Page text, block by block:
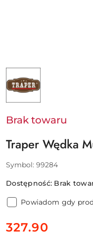
NAZWA
PRODUCENTA:
TRAPER
Brak towaru
Traper Wędka
Symbol: 99284
Dostępność: Brak
Powiadom gdy
cena:
327.90